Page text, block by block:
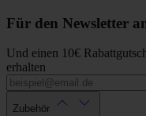
Für den Newsletter
Und einen 10€
erhalten
Zubehör